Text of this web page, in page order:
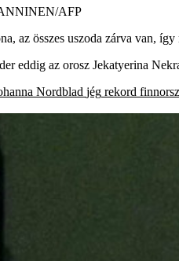
AFP
az összes uszoda zárva van,
eddig az orosz Jekatyerina
Nordblad jég rekord